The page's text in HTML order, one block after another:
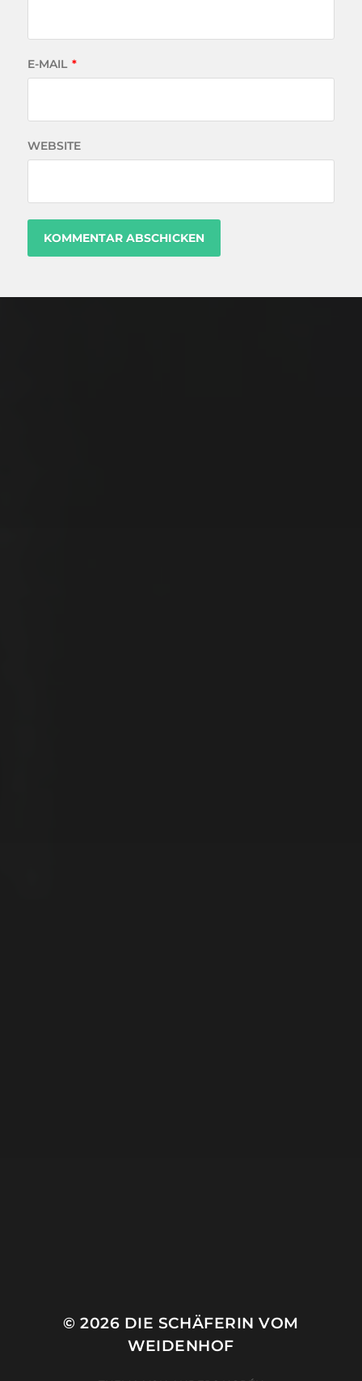
E-MAIL *
WEBSITE
© 2026 DIE SCHÄFERIN VOM
WEIDENHOF